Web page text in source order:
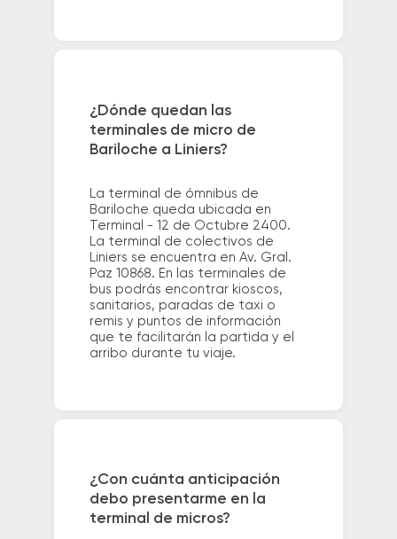
¿Dónde quedan las
terminales de micro de
Bariloche a Liniers?
La terminal de ómnibus de
Bariloche queda ubicada en
Terminal - 12 de Octubre 2400.
La terminal de colectivos de
Liniers se encuentra en Av. Gral.
Paz 10868. En las terminales de
bus podrás encontrar kioscos,
sanitarios, paradas de taxi o
remis y puntos de información
que te facilitarán la partida y el
arribo durante tu viaje.
¿Con cuánta anticipación
debo presentarme en la
terminal de micros?